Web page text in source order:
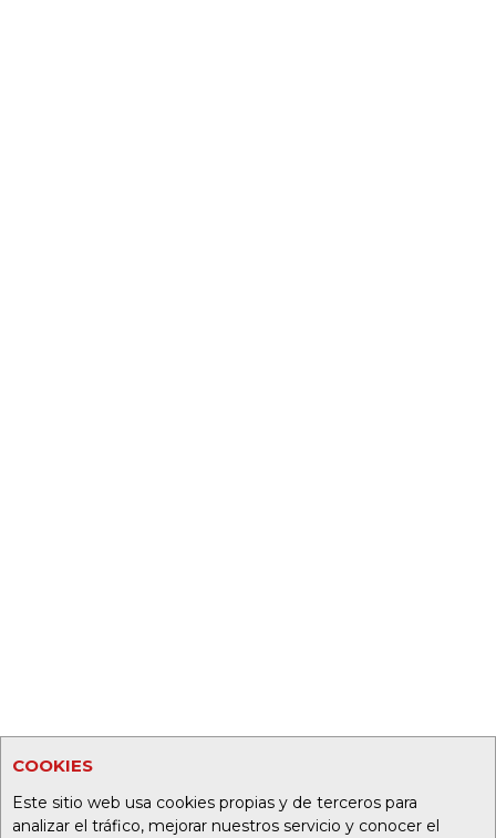
COOKIES
Este sitio web usa cookies propias y de terceros para
analizar el tráfico, mejorar nuestros servicio y conocer el